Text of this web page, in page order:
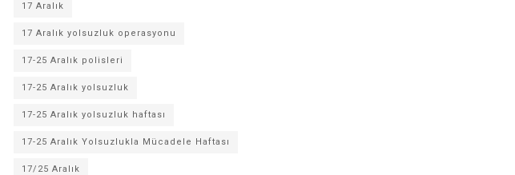
17 Aralık
17 Aralık yolsuzluk operasyonu
17-25 Aralık polisleri
17-25 Aralık yolsuzluk
17-25 Aralık yolsuzluk haftası
17-25 Aralık Yolsuzlukla Mücadele Haftası
17/25 Aralık